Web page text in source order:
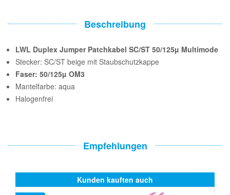
Beschreibung
LWL Duplex Jumper Patchkabel SC/ST 50/125µ Multimode
Stecker: SC/ST beige mit Staubschutzkappe
Faser: 50/125µ OM3
Mantelfarbe: aqua
Halogenfrei
Empfehlungen
Kunden kauften auch